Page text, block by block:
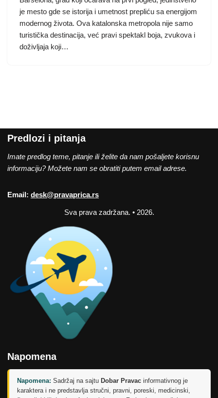
je mesto gde se istorija i umetnost prepliću sa energijom
modernog života. Ova katalonska metropola nije samo
turistička destinacija, već pravi spektakl boja, zvukova i
doživljaja koji…
Predlozi i pitanja
Imate predlog teme, pitanje ili želite da nam pošaljete korisnu
informaciju? Možete nam se obratiti putem email adrese.
Email: desk@pravaprica.rs
Sva prava zadržana. • 2026.
Napomena
Napomena: Sadržaj na sajtu Dobar Pravac informativnog je
karaktera i ne predstavlja stručni, pravni, poreski, medicinski,